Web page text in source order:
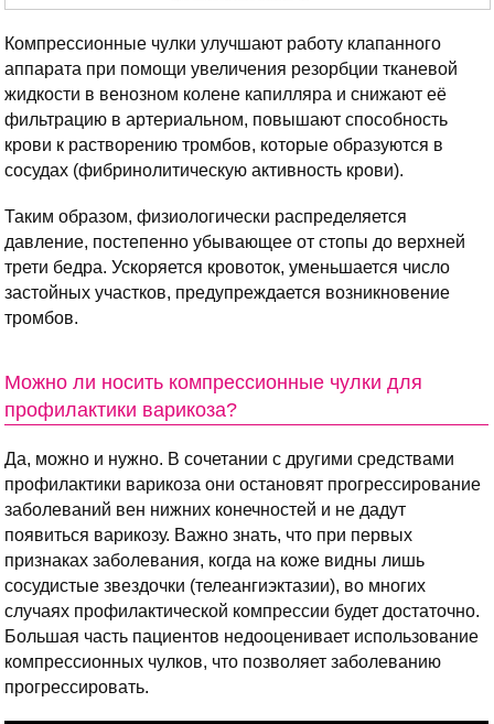
Компрессионные чулки улучшают работу клапанного
аппарата при помощи увеличения резорбции тканевой
жидкости в венозном колене капилляра и снижают её
фильтрацию в артериальном, повышают способность
крови к растворению тромбов, которые образуются в
сосудах (фибринолитическую активность крови).
Таким образом, физиологически распределяется
давление, постепенно убывающее от стопы до верхней
трети бедра. Ускоряется кровоток, уменьшается число
застойных участков, предупреждается возникновение
тромбов.
Можно ли носить компрессионные чулки для
профилактики варикоза?
Да, можно и нужно. В сочетании с другими средствами
профилактики варикоза они остановят прогрессирование
заболеваний вен нижних конечностей и не дадут
появиться варикозу. Важно знать, что при первых
признаках заболевания, когда на коже видны лишь
сосудистые звездочки (телеангиэктазии), во многих
случаях профилактической компрессии будет достаточно.
Большая часть пациентов недооценивает использование
компрессионных чулков, что позволяет заболеванию
прогрессировать.